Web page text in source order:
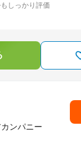
しっかり評価
ンパニー